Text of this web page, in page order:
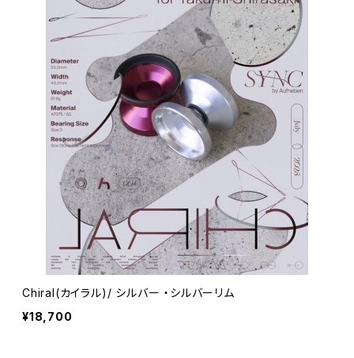
Chiral(カイラル)/ シルバー ・シルバーリム
¥18,700